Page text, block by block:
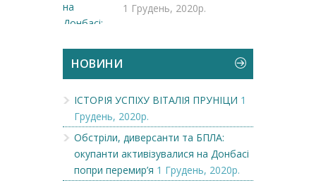
1 Грудень, 2020р.
НОВИНИ
ІСТОРІЯ УСПІХУ ВІТАЛІЯ ПРУНІЦИ 1
Грудень, 2020р.
Обстріли, диверсанти та БПЛА:
окупанти активізувалися на Донбасі
попри перемир’я 1 Грудень, 2020р.